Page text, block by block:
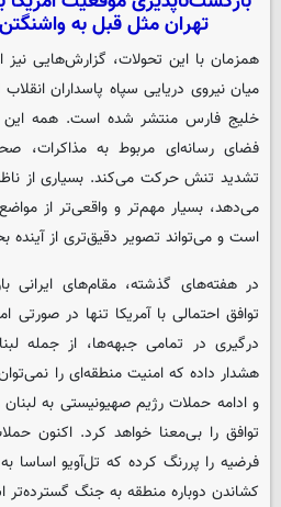
تهران مثل قبل به واشنگتن
همزمان با این تحولات، گزارش‌هایی
میان نیروی دریایی سپاه پاسداران
خلیج فارس منتشر شده است. همه این
فضای رسانه‌ای مربوط به مذاکرات،
تشدید تنش حرکت می‌کند. بسیاری از
می‌دهد، بسیار مهم‌تر و واقعی‌تر از
است و می‌تواند تصویر دقیق‌تری از آینده
در هفته‌های گذشته، مقام‌های ایرانی
توافق احتمالی با آمریکا تنها در
درگیری در تمامی جبهه‌ها، از جمله
هشدار داده که امنیت منطقه‌ای را
و ادامه حملات رژیم صهیونیستی به
توافق را بی‌معنا خواهد کرد. اکنون
فرضیه را پررنگ کرده که تل‌آویو اساسا
کشاندن دوباره منطقه به جنگ